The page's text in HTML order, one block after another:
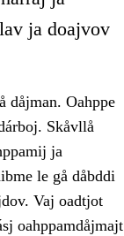
ja doajvov
dåjman. Oahppe
Skåvllå
ja
le gå dåbddi
Vaj oadtjot
oahppamdåjmajt